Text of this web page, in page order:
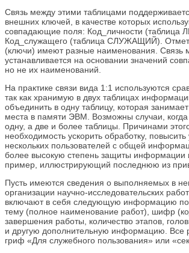
Связь между этими таблицами
внешних ключей, в качестве которых
совпадающие поля: Код_личности (таблица
Код_служащего (таблица СЛУЖАЩИЙ).
(ключи) имеют разные наименования. Связь
устанавливается на основании значений
но не их наименований.
На практике связи вида 1:1 используются
так как хранимую в двух таблицах
объединить в одну таблицу, которая
места в памяти ЭВМ. Возможны случаи,
одну, а две и более таблицы. Причинами
необходимость ускорить обработку,
нескольких пользователей с общей
более высокую степень защиты информации
пример, иллюстрирующий последнюю из
Пусть имеются сведения о выполняемых в
организации научно-исследовательских
включают в себя следующую информацию по
тему (полное наименование работ), шифр
завершения работы, количество этапов,
и другую дополнительную информацию. Все
гриф «Для служебного пользования» или